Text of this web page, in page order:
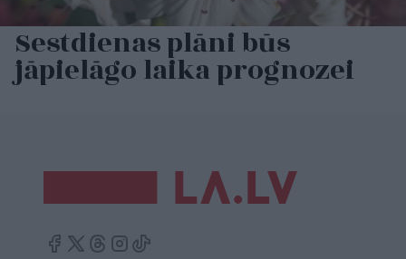
Sestdienas plāni būs
jāpielāgo laika prognozei